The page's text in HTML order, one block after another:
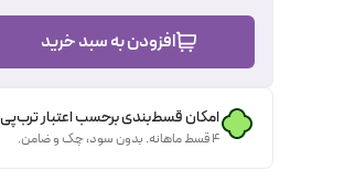
افزودن به سبد خرید
امکان قسط‌بندی برحسب اعتبار ترب‌پی
۴ قسط ماهانه. بدون سود، چک و ضامن.